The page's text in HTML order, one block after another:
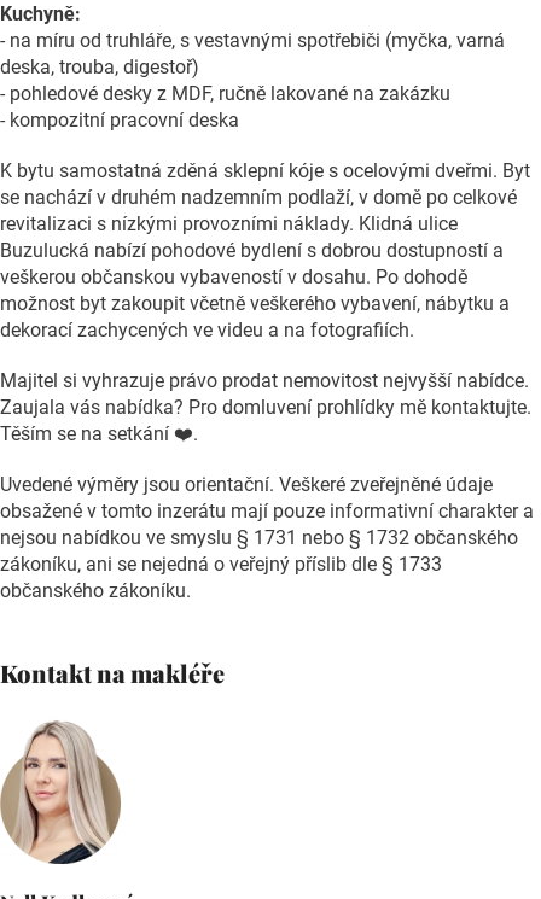
Kuchyně:
- na míru od truhláře, s vestavnými spotřebiči (myčka, varná
deska, trouba, digestoř)
- pohledové desky z MDF, ručně lakované na zakázku
- kompozitní pracovní deska
K bytu samostatná zděná sklepní kóje s ocelovými dveřmi. Byt
se nachází v druhém nadzemním podlaží, v domě po celkové
revitalizaci s nízkými provozními náklady. Klidná ulice
Buzulucká nabízí pohodové bydlení s dobrou dostupností a
veškerou občanskou vybaveností v dosahu. Po dohodě
možnost byt zakoupit včetně veškerého vybavení, nábytku a
dekorací zachycených ve videu a na fotografiích.
Majitel si vyhrazuje právo prodat nemovitost nejvyšší nabídce.
Zaujala vás nabídka? Pro domluvení prohlídky mě kontaktujte.
Těším se na setkání ❤️.
Uvedené výměry jsou orientační. Veškeré zveřejněné údaje
obsažené v tomto inzerátu mají pouze informativní charakter a
nejsou nabídkou ve smyslu § 1731 nebo § 1732 občanského
zákoníku, ani se nejedná o veřejný příslib dle § 1733
občanského zákoníku.
Kontakt na makléře